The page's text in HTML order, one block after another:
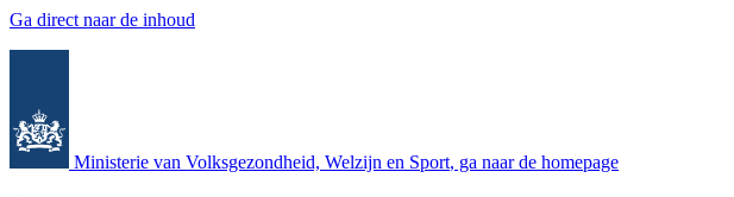
Ga direct naar de inhoud
Ministerie van Volksgezondheid, Welzijn en Sport, ga naar de homepage